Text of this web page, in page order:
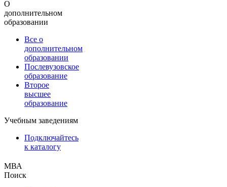
О
дополнительном
образовании
Все о
дополнительном
образовании
Послевузовское
образование
Второе
высшее
образование
Учебным заведениям
Подключайтесь
к каталогу
МВА
Поиск